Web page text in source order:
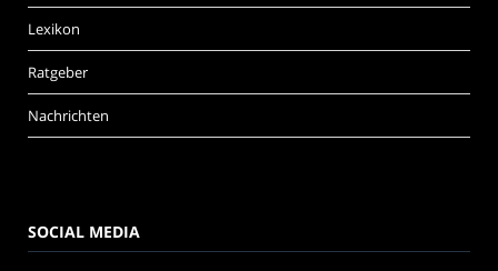
Lexikon
Ratgeber
Nachrichten
SOCIAL MEDIA